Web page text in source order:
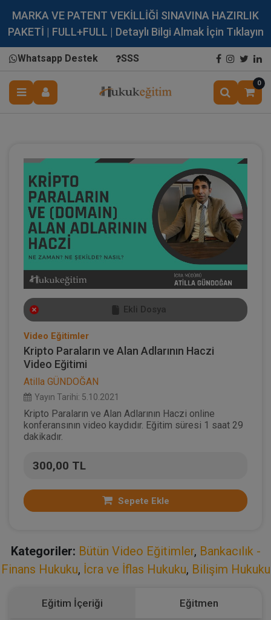
MARKA VE PATENT VEKİLLİĞİ SINAVINA HAZIRLIK
PAKETİ | FULL+FULL | Detaylı Bilgi Almak İçin Tıklayın
Whatsapp Destek SSS
0
Ekli Dosya
Video Eğitimler
Kripto Paraların ve Alan Adlarının Haczi
Video Eğitimi
Atilla GÜNDOĞAN
Yayın Tarihi: 5.10.2021
Kripto Paraların ve Alan Adlarının Haczi online
konferansının video kaydıdır. Eğitim süresi 1 saat 29
dakikadır.
300,00 TL
Sepete Ekle
Kategoriler: Bütün Video Eğitimler, Bankacılık -
Finans Hukuku, İcra ve İflas Hukuku, Bilişim Hukuku
Eğitim İçeriği Eğitmen